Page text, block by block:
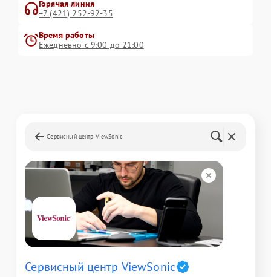
Горячая линия
+7 (421) 252-92-35
Время работы
Ежедневно с 9:00 до 21:00
Сервисный центр ViewSonic
Сервисный центр ViewSonic